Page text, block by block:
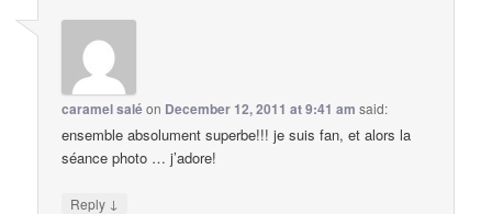
caramel saléon December 12, 2011 at 9:41 am said:
ensemble absolument superbe!!! je suis fan, et alors la
séance photo … j’adore!
Reply ↓